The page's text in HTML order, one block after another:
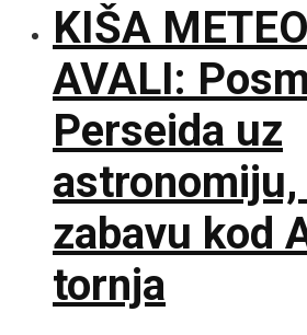
KIŠA
AVALI:
Perseida uz
zabavu kod
tornja